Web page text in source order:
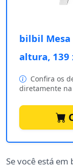
bilbil
altura, 139
Confira os
diretamente na
Se você está